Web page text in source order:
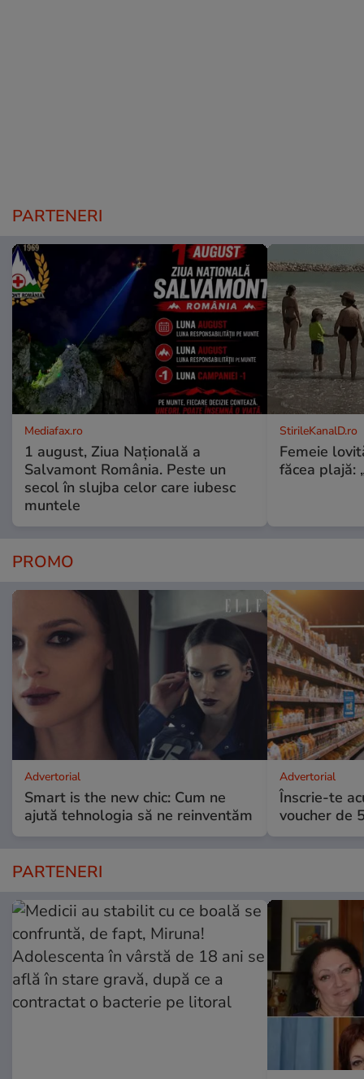
PARTENERI
Mediafax.ro
1 august, Ziua Națională a
Salvamont România. Peste un
secol în slujba celor care iubesc
muntele
StirileKanalD.ro
Femeie
făcea plajă:
PROMO
Advertorial
Smart is the new chic: Cum ne
ajută tehnologia să ne reinventăm
Advertorial
Înscrie-te
voucher de
PARTENERI